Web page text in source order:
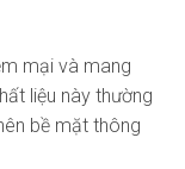
mại và mang
liệu này thường
bề mặt thông